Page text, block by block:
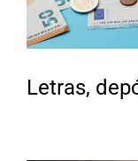
Letras,